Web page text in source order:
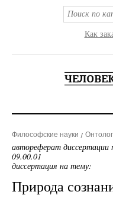
Как
Философские науки
автореферат
09.00.01
диссертация на тему:
Природа